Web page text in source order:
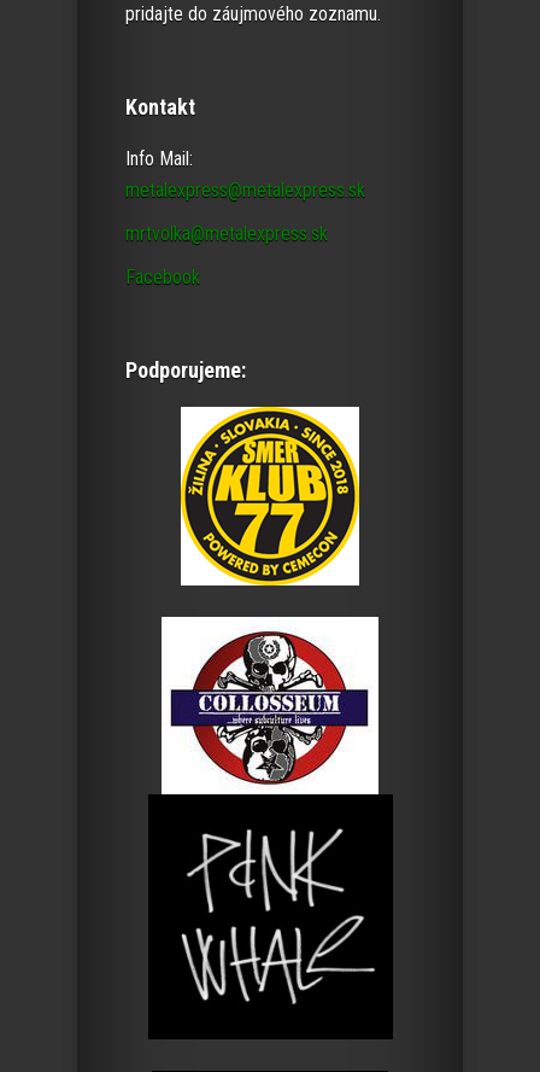
pridajte do záujmového zoznamu.
Kontakt
Info Mail:
metalexpress@metalexpress.sk
mrtvolka@metalexpress.sk
Facebook
Podporujeme: